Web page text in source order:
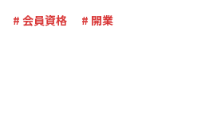
# 会員資格
# 開業